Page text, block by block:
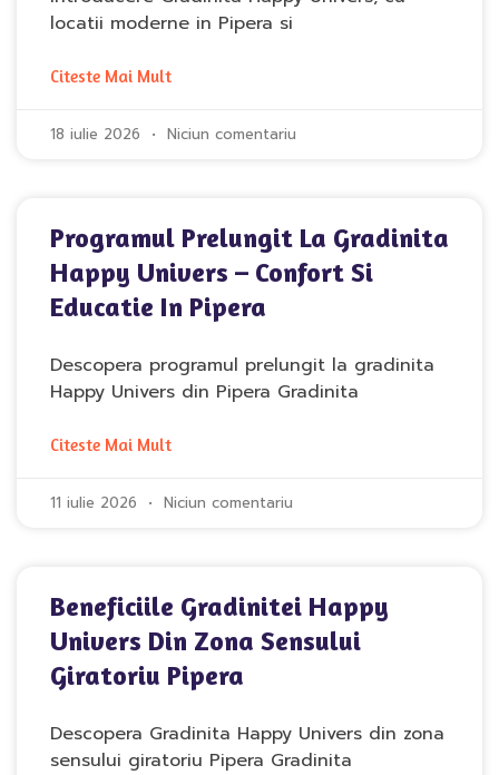
locatii moderne in Pipera si
Citeste Mai Mult
18 iulie 2026 Niciun comentariu
Programul Prelungit La Gradinita
Happy Univers – Confort Si
Educatie In Pipera
Descopera programul prelungit la gradinita
Happy Univers din Pipera Gradinita
Citeste Mai Mult
11 iulie 2026 Niciun comentariu
Beneficiile Gradinitei Happy
Univers Din Zona Sensului
Giratoriu Pipera
Descopera Gradinita Happy Univers din zona
sensului giratoriu Pipera Gradinita